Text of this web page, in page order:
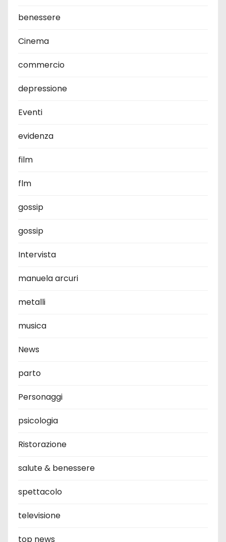
benessere
Cinema
commercio
depressione
Eventi
evidenza
film
flm
gossip
gossip
Intervista
manuela arcuri
metalli
musica
News
parto
Personaggi
psicologia
Ristorazione
salute & benessere
spettacolo
televisione
top news